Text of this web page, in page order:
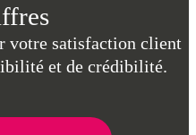
votre satisfaction client
et de crédibilité.